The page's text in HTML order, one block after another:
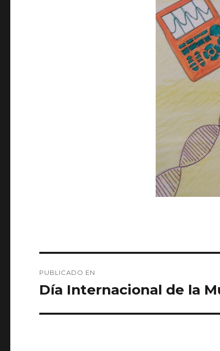
de
PUBLICADO EN
Día Internacional de la